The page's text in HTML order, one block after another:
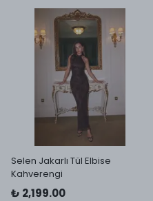
Selen Jakarlı Tül Elbise
Kahverengi
₺ 2,199.00